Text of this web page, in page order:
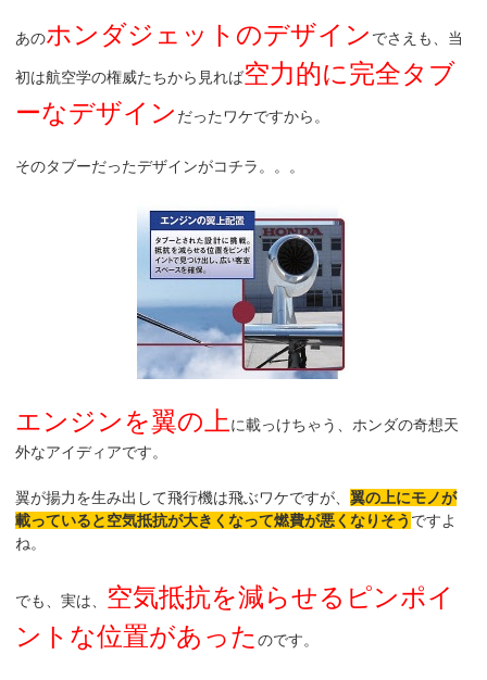
あのホンダジェットのデザイン でさえも、当
初は航空学の権威たちから見れば空力的に完全タブ
ーなデザイン だったワケですから。
そのタブーだったデザインがコチラ。。。
エンジンを翼の上 に載っけちゃう、ホンダの奇想天
外なアイディアです。
翼が揚力を生み出して飛行機は飛ぶワケですが、翼の上にモノが
載っていると空気抵抗が大きくなって燃費が悪くなりそう ですよ
ね。
でも、実は、 空気抵抗を減らせるピンポイ
ントな位置があったのです。